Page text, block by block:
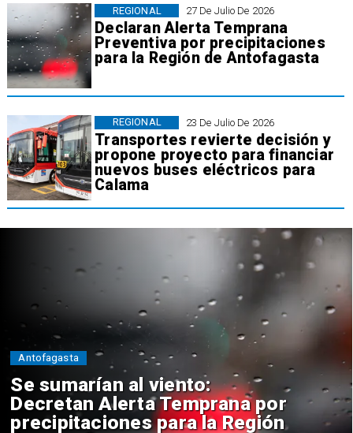
27 De Julio De 2026
Declaran Alerta Temprana
Preventiva por precipitaciones
para la Región de Antofagasta
REGIONAL
23 De Julio De 2026
Transportes revierte decisión y
propone proyecto para financiar
nuevos buses eléctricos para
Calama
REGIONAL
Se sumarían al viento:
Decretan Alerta Temprana por
precipitaciones para la Región
Antofagasta